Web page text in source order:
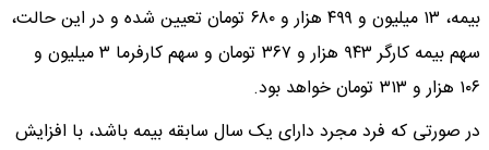
بیمه، ۱۳ میلیون و ۴۹۹ هزار و ۶۸۰ تومان تعیین شده و در این حالت،
سهم بیمه کارگر ۹۴۳ هزار و ۳۶۷ تومان و سهم کارفرما ۳ میلیون و
۱۰۶ هزار و ۳۱۳ تومان خواهد بود.
در صورتی که فرد مجرد دارای یک سال سابقه بیمه باشد، با افزایش